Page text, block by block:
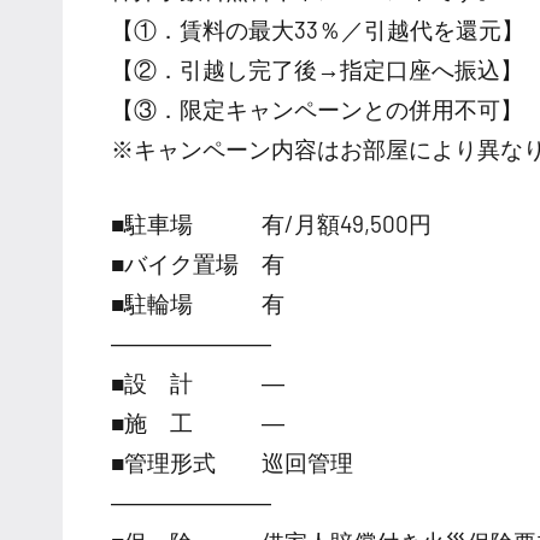
【①．賃料の最大33％／引越代を還元】
【②．引越し完了後→指定口座へ振込】
【③．限定キャンペーンとの併用不可】
※キャンペーン内容はお部屋により異な
■駐車場 有/月額49,500円
■バイク置場 有
■駐輪場 有
―――――――
■設 計 ―
■施 工 ―
■管理形式 巡回管理
―――――――